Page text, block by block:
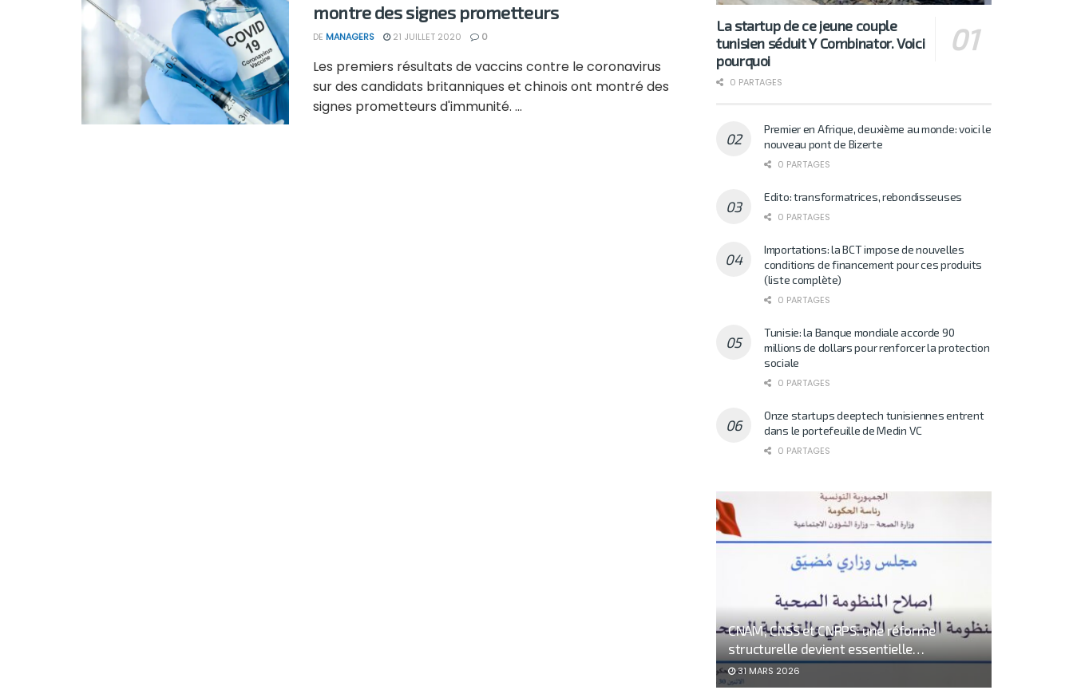
montre des signes prometteurs
DE MANAGERS 21 JUILLET 2020 0
Les premiers résultats de vaccins contre le coronavirus
sur des candidats britanniques et chinois ont montré des
signes prometteurs d'immunité. ...
La startup de ce jeune couple
tunisien séduit Y Combinator. Voici
pourquoi
0 PARTAGES
Premier en Afrique, deuxième au monde: voici le
nouveau pont de Bizerte
0 PARTAGES
Edito: transformatrices, rebondisseuses
0 PARTAGES
Importations: la BCT impose de nouvelles
conditions de financement pour ces produits
(liste complète)
0 PARTAGES
Tunisie: la Banque mondiale accorde 90
millions de dollars pour renforcer la protection
sociale
0 PARTAGES
Onze startups deeptech tunisiennes entrent
dans le portefeuille de Medin VC
0 PARTAGES
CNAM, CNSS et CNRPS: une réforme
structurelle devient essentielle…
31 MARS 2026